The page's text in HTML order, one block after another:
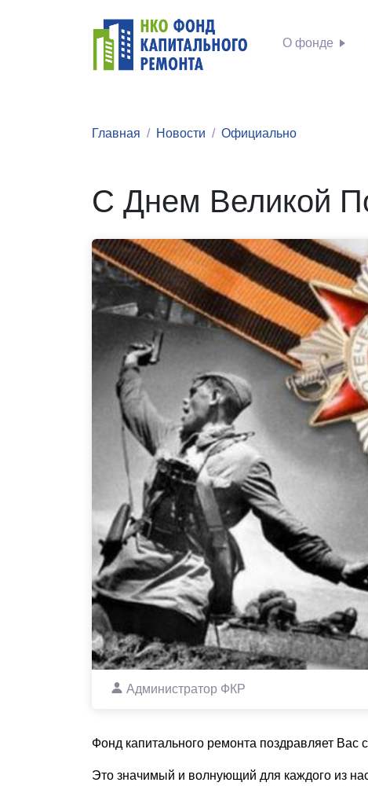
О фонде
Главная Новости Официально
С Днем Великой
Администратор ФКР
Фонд капитального ремонта поздравляет
Это значимый и волнующий для каждого из